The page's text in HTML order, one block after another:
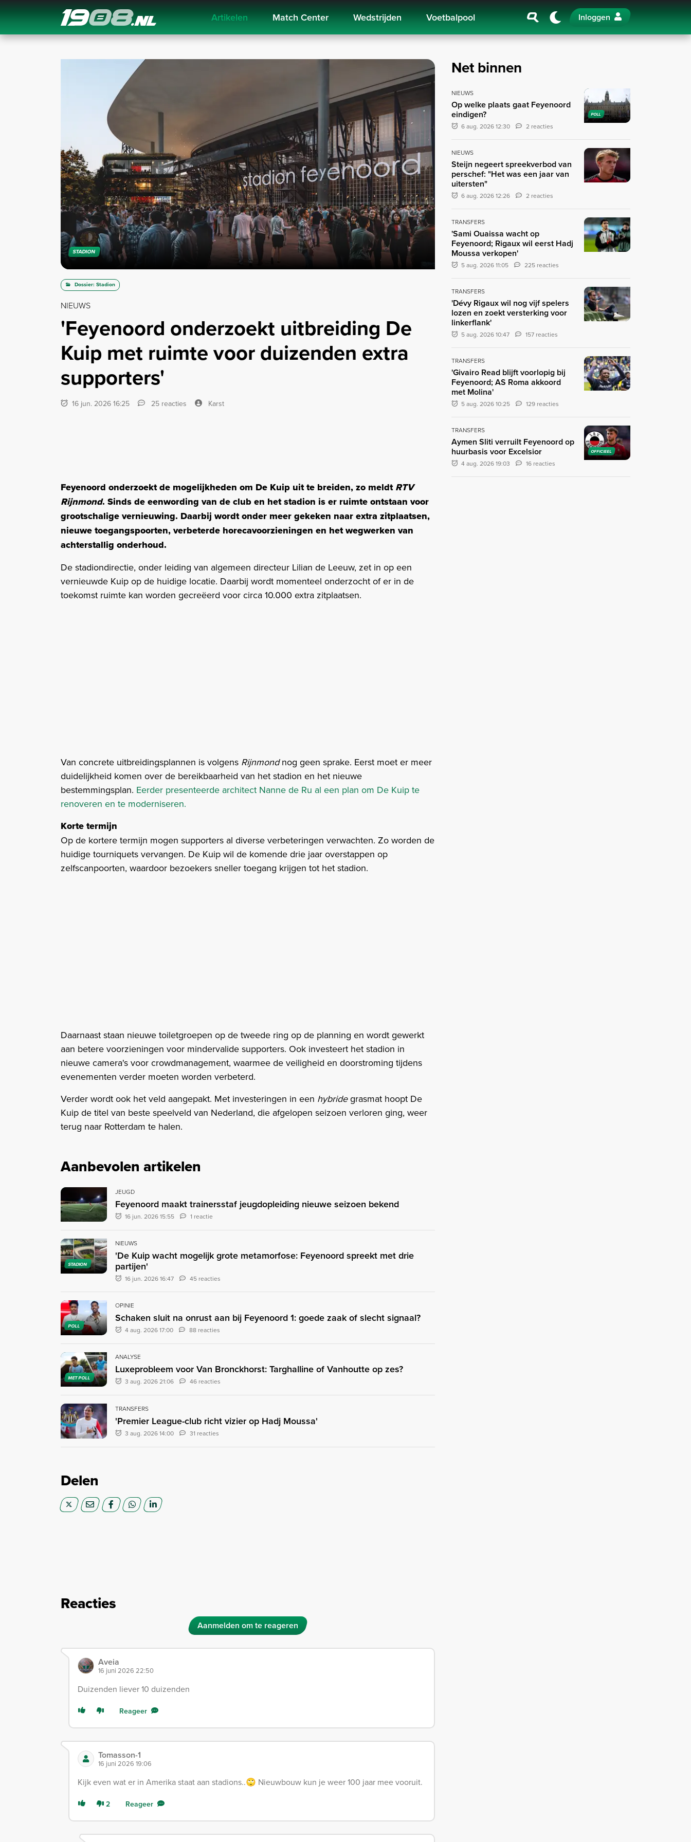
Navigation Artikelen Match Center Wedstrijden Voetbalpool Inloggen
STADION
Dossier: Stadion
NIEUWS
'Feyenoord onderzoekt uitbreiding De
Kuip met ruimte voor duizenden extra
supporters'
16 jun. 2026 16:25 25 reacties Karst
Feyenoord onderzoekt de mogelijkheden om De Kuip uit te breiden, zo meldtRTV
Rijnmond. Sinds de eenwording van de club en het stadion is er ruimte ontstaan voor
grootschalige vernieuwing. Daarbij wordt onder meer gekeken naar extra zitplaatsen,
nieuwe toegangspoorten, verbeterde horecavoorzieningen en het wegwerken van
achterstallig onderhoud.
De stadiondirectie, onder leiding van algemeen directeur Lilian de Leeuw, zet in op een
vernieuwde Kuip op de huidige locatie. Daarbij wordt momenteel onderzocht of er in de
toekomst ruimte kan worden gecreëerd voor circa 10.000 extra zitplaatsen.
Van concrete uitbreidingsplannen is volgens Rijnmondnog geen sprake. Eerst moet er meer
duidelijkheid komen over de bereikbaarheid van het stadion en het nieuwe
bestemmingsplan. Eerder presenteerde architect Nanne de Ru al een plan om De Kuip te
renoveren en te moderniseren.
Korte termijn
Op de kortere termijn mogen supporters al diverse verbeteringen verwachten. Zo worden de
huidige tourniquets vervangen. De Kuip wil de komende drie jaar overstappen op
zelfscanpoorten, waardoor bezoekers sneller toegang krijgen tot het stadion.
Daarnaast staan nieuwe toiletgroepen op de tweede ring op de planning en wordt gewerkt
aan betere voorzieningen voor mindervalide supporters. Ook investeert het stadion in
nieuwe camera's voor crowdmanagement, waarmee de veiligheid en doorstroming tijdens
evenementen verder moeten worden verbeterd.
Verder wordt ook het veld aangepakt. Met investeringen in een hybridegrasmat hoopt De
Kuip de titel van beste speelveld van Nederland, die afgelopen seizoen verloren ging, weer
terug naar Rotterdam te halen.
Aanbevolen artikelen
JEUGD
Feyenoord maakt trainersstaf jeugdopleiding nieuwe seizoen bekend
16 jun. 2026 15:55 1 reactie
STADION
NIEUWS
'De Kuip wacht mogelijk grote metamorfose: Feyenoord spreekt met drie
partijen'
16 jun. 2026 16:47 45 reacties
POLL
OPINIE
Schaken sluit na onrust aan bij Feyenoord 1: goede zaak of slecht signaal?
4 aug. 2026 17:00 88 reacties
MET POLL
ANALYSE
Luxeprobleem voor Van Bronckhorst: Targhalline of Vanhoutte op zes?
3 aug. 2026 21:06 46 reacties
TRANSFERS
'Premier League-club richt vizier op Hadj Moussa'
3 aug. 2026 14:00 31 reacties
Delen
Reacties
Aanmelden om te reageren
Aveia
16 juni 2026 22:50
Duizenden liever 10 duizenden
Reageer
Tomasson-1
16 juni 2026 19:06
Kijk even wat er in Amerika staat aan stadions..🙄 Nieuwbouw kun je weer 100 jaar mee vooruit.
2 Reageer
Net binnen
POLL
NIEUWS
Op welke plaats gaat Feyenoord
eindigen?
6 aug. 2026 12:30 2 reacties
NIEUWS
Steijn negeert spreekverbod van
perschef: "Het was een jaar van
uitersten"
6 aug. 2026 12:26 2 reacties
TRANSFERS
'Sami Ouaissa wacht op
Feyenoord; Rigaux wil eerst Hadj
Moussa verkopen'
5 aug. 2026 11:05 225 reacties
TRANSFERS
'Dévy Rigaux wil nog vijf spelers
lozen en zoekt versterking voor
linkerflank'
5 aug. 2026 10:47 157 reacties
TRANSFERS
'Givairo Read blijft voorlopig bij
Feyenoord; AS Roma akkoord
met Molina'
5 aug. 2026 10:25 129 reacties
OFFICIEEL
TRANSFERS
Aymen Sliti verruilt Feyenoord op
huurbasis voor Excelsior
4 aug. 2026 19:03 16 reacties